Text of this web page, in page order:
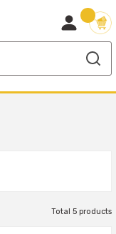
Total 5 products